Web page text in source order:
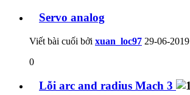
Servo analog
Viết bài cuối bởi xuan_loc97 29-06-2019
0
Lỗi arc and radius Mach 3